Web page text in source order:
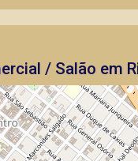
/ Salão em